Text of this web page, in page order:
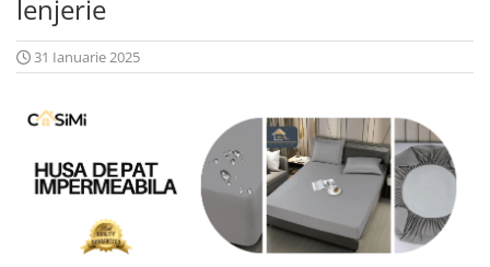
Cearceaf cu elastic
Cearceaf normal
Lenjerii De Pat Creponate
Persoane
Lenjerii De Pat Bumbac Poplin,
Matlasate, 2 Persoane
Lenjerii De Pat Bumbac Satinat 2
Persoane
lenjerie
31 Ianuarie 2025